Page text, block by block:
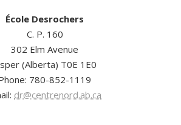
École Desrochers
C. P. 160
302 Elm Avenue
(Alberta) T0E 1E0
780-852-1119
dr@centrenord.ab.ca